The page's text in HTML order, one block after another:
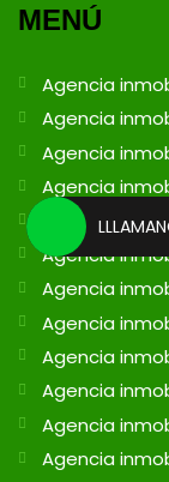
MENÚ
Agencia
Agencia
Agencia
Agencia
Agencia
Agencia
Agencia
Agencia
Agencia
Agencia
Agencia
Agencia